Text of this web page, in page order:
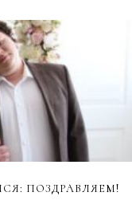
ПОЗДРАВЛЯЕМ!